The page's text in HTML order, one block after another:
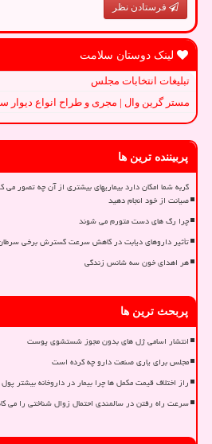
فرستادن نظر
لینک دوستان سلامت
تبلیغات انتخابات مجلس
مستر گرین وال | مجری و طراح انواع دیوار
پربیننده ترین ها
گربه شما امکان دارد بیماریهای بیشتری از آن چه تصور می
صیانت از خود انجام دهید
چرا رگ های دست متورم می شوند
تأثیر داروهای دیابت در کاهش سرعت گسترش برخی
هر اهدای خون سه شانس زندگی
پربحث ترین ها
انتشار اسامی ژل های بدون مجوز شستشوی پوست
مجلس برای یاری صنعت دارو چه کرده است
راز اختلاف قیمت مکمل ها چرا بیمار در داروخانه بیشتر
سرعت راه رفتن در سالمندی احتمال زوال شناختی را می